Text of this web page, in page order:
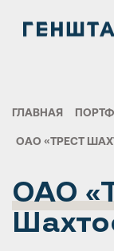
ГЛАВНАЯ
ОАО «ТРЕСТ
ОАО